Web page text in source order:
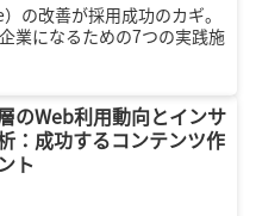
の改善が採用成功のカギ。
業になるための7つの実践施
のWeb利用動向とインサ
：成功するコンテンツ作
ト